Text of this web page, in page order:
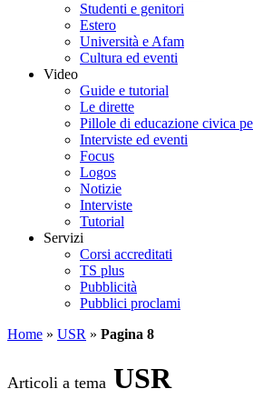
Studenti e genitori
Estero
Università e Afam
Cultura ed eventi
Video
Guide e tutorial
Le dirette
Pillole di educazione civica
Interviste ed eventi
Focus
Logos
Notizie
Interviste
Tutorial
Servizi
Corsi accreditati
TS plus
Pubblicità
Pubblici proclami
Home » USR » Pagina 8
Articoli a tema USR